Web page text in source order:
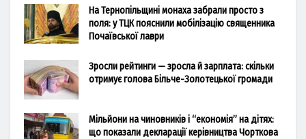
На Тернопільщині монаха забрали просто з
поля: у ТЦК пояснили мобілізацію священника
Почаївської лаври
Зросли рейтинги — зросла й зарплата: скільки
отримує голова Більче-Золотецької громади
Мільйони на чиновників і “економія” на дітях:
що показали декларації керівництва Чорткова